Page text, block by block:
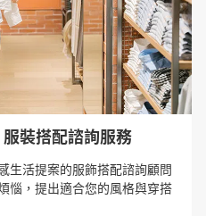
裝搭配諮詢服務
生活提案的服飾搭配諮詢顧問
惱，提出適合您的風格與穿搭